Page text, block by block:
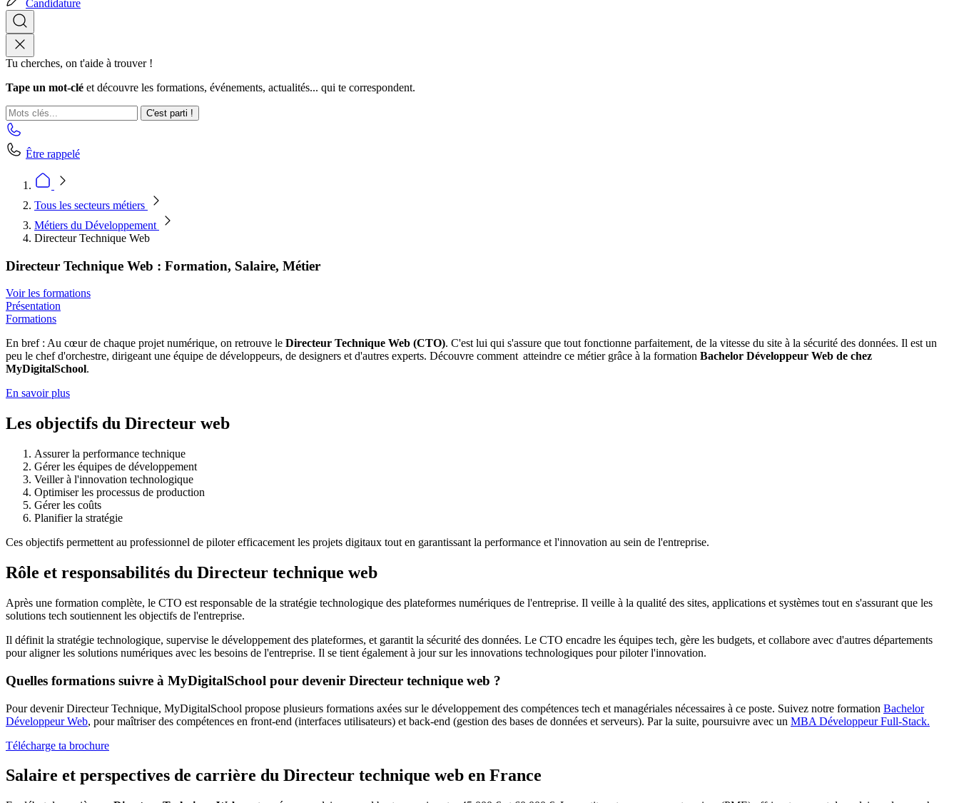
Candidature
Tu cherches, on t'aide à trouver !
Tape un mot-clé et découvre les formations, événements, actualités... qui te correspondent.
C'est parti !
Être rappelé
Tous les secteurs métiers
Métiers du Développement
Directeur Technique Web
Directeur Technique Web : Formation, Salaire, Métier
Voir les formations
Présentation
Formations
En bref : Au cœur de chaque projet numérique, on retrouve le Directeur Technique Web (CTO). C'est lui qui s'assure que tout fonctionne parfaitement, de la vitesse du site à la sécurité des données. Il est un
peu le chef d'orchestre, dirigeant une équipe de développeurs, de designers et d'autres experts. Découvre comment atteindre ce métier grâce à la formation Bachelor Développeur Web de chez
MyDigitalSchool.
En savoir plus
Les objectifs du Directeur web
Assurer la performance technique
Gérer les équipes de développement
Veiller à l'innovation technologique
Optimiser les processus de production
Gérer les coûts
Planifier la stratégie
Ces objectifs permettent au professionnel de piloter efficacement les projets digitaux tout en garantissant la performance et l'innovation au sein de l'entreprise.
Rôle et responsabilités du Directeur technique web
Après une formation complète, le CTO est responsable de la stratégie technologique des plateformes numériques de l'entreprise. Il veille à la qualité des sites, applications et systèmes tout en s'assurant que les
solutions tech soutiennent les objectifs de l'entreprise.
Il définit la stratégie technologique, supervise le développement des plateformes, et garantit la sécurité des données. Le CTO encadre les équipes tech, gère les budgets, et collabore avec d'autres départements
pour aligner les solutions numériques avec les besoins de l'entreprise. Il se tient également à jour sur les innovations technologiques pour piloter l'innovation.
Quelles formations suivre à MyDigitalSchool pour devenir Directeur technique web ?
Pour devenir Directeur Technique, MyDigitalSchool propose plusieurs formations axées sur le développement des compétences tech et managériales nécessaires à ce poste. Suivez notre formation Bachelor
Développeur Web, pour maîtriser des compétences en front-end (interfaces utilisateurs) et back-end (gestion des bases de données et serveurs). Par la suite, poursuivre avec un MBA Développeur Full-Stack.
Télécharge ta brochure
Salaire et perspectives de carrière du Directeur technique web en France